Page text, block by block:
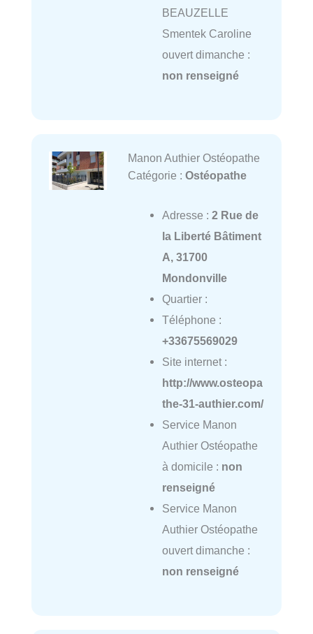
BEAUZELLE
Smentek Caroline
ouvert dimanche :
non renseigné
Manon Authier Ostéopathe
Catégorie : Ostéopathe
Adresse : 2 Rue de
la Liberté Bâtiment
A, 31700
Mondonville
Quartier :
Téléphone :
+33675569029
Site internet :
http://www.osteopa
the-31-authier.com/
Service Manon
Authier Ostéopathe
à domicile : non
renseigné
Service Manon
Authier Ostéopathe
ouvert dimanche :
non renseigné